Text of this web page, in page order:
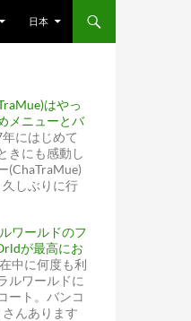
日本
はやっ
メニューとバ
にはじめて
きにも感動し
(ChaTraMue)
しぶりに行
ワールドのフ
が最高にお
中に何度も利
ルワールドに
ート。バンコ
んあります